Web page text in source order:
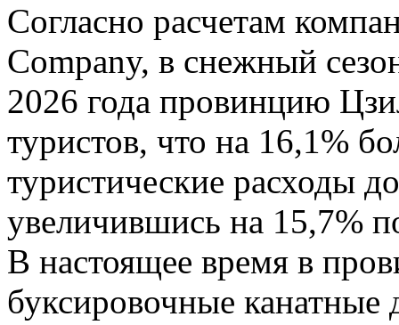
Согласно расчетам
Company, в снежный
2026 года провинцию
туристов, что на 16,1%
туристические расходы
увеличившись на 15,7%
В настоящее время в
буксировочные канатные